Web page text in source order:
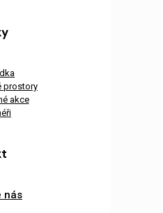
prostory
akce
nás